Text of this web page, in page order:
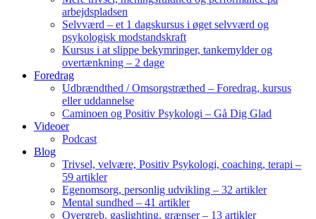
arbejdspladsen
Selvværd – et 1 dagskursus i øget selvværd og
psykologisk modstandskraft
Kursus i at slippe bekymringer, tankemylder og
overtænkning – 2 dage
Foredrag
Udbrændthed / Omsorgstræthed – Foredrag, kursus
eller uddannelse
Caminoen og Positiv Psykologi – Gå Dig Glad
Videoer
Podcast
Blog
Trivsel, velvære, Positiv Psykologi, coaching, terapi –
59 artikler
Egenomsorg, personlig udvikling – 32 artikler
Mental sundhed – 41 artikler
Overgreb, gaslighting, grænser – 13 artikler